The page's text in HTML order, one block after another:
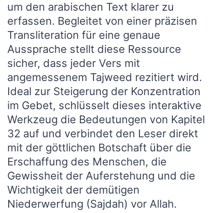
um den arabischen Text klarer zu
erfassen. Begleitet von einer präzisen
Transliteration für eine genaue
Aussprache stellt diese Ressource
sicher, dass jeder Vers mit
angemessenem Tajweed rezitiert wird.
Ideal zur Steigerung der Konzentration
im Gebet, schlüsselt dieses interaktive
Werkzeug die Bedeutungen von Kapitel
32 auf und verbindet den Leser direkt
mit der göttlichen Botschaft über die
Erschaffung des Menschen, die
Gewissheit der Auferstehung und die
Wichtigkeit der demütigen
Niederwerfung (Sajdah) vor Allah.